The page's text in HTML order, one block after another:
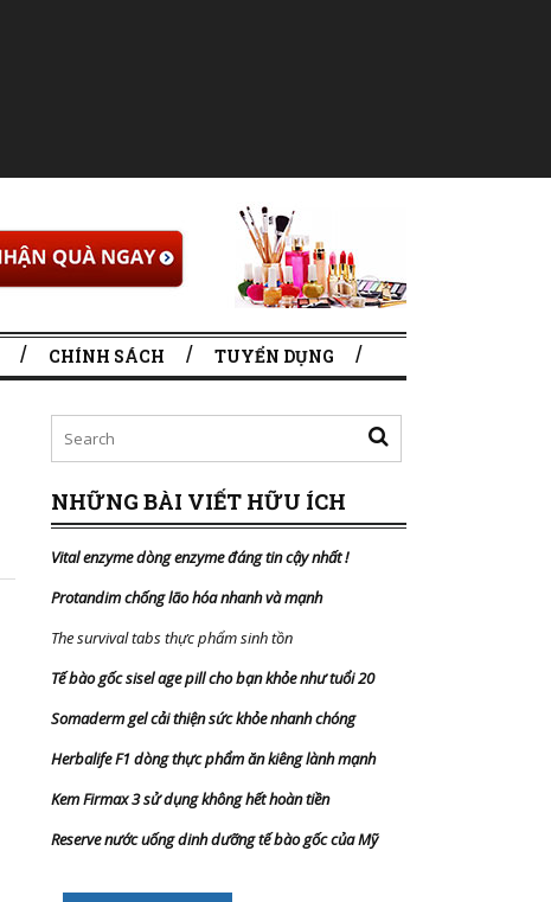
CHÍNH SÁCH TUYỂN DỤNG
NHỮNG BÀI VIẾT HỮU ÍCH
Vital enzyme dòng enzyme đáng tin cậy nhất!
Protandim chống lão hóa nhanh và mạnh
The survival tabs thực phẩm sinh tồn
Tế bào gốc sisel age pill cho bạn khỏe như tuổi 20
Somaderm gel cải thiện sức khỏe nhanh chóng
Herbalife F1 dòng thực phẩm ăn kiêng lành mạnh
Kem Firmax 3 sử dụng không hết hoàn tiền
Reserve nước uống dinh dưỡng tế bào gốc của Mỹ